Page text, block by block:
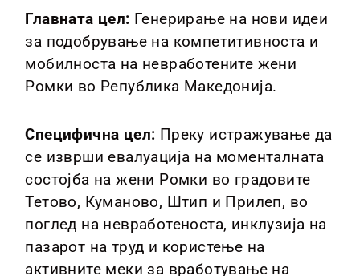
Кампањи
Галерии
Новости
Главната цел: Генерирање на нови идеи
за подобрување на компетитивноста и
мобилноста на невработените жени
Ромки во Република Македонија.
Специфична цел: Преку истражување да
се изврши евалуација на моменталната
состојба на жени Ромки во градовите
Тетово, Куманово, Штип и Прилеп, во
поглед на невработеноста, инклузија на
пазарот на труд и користење на
активните меки за вработување на